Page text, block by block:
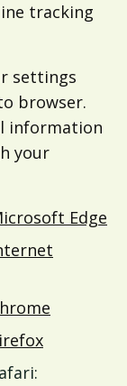
tracking
settings
browser.
information
your
Edge